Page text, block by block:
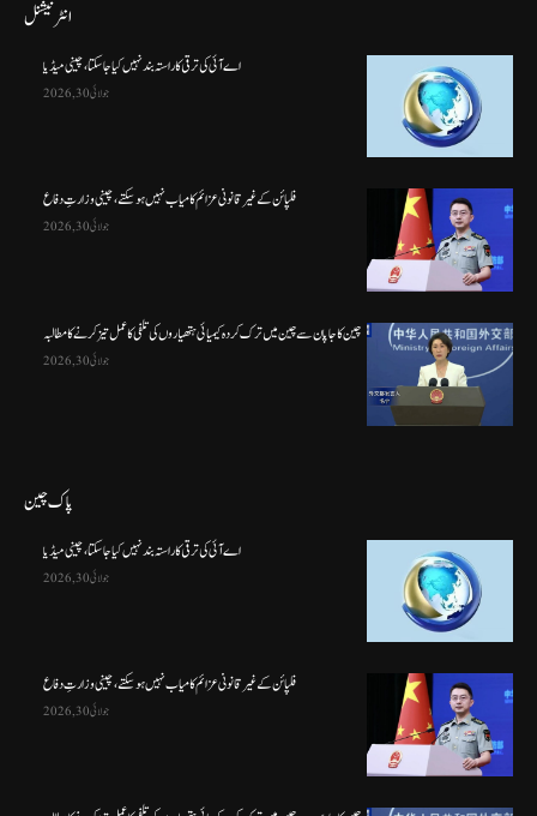
انٹرنیشنل
اے آئی کی ترقی کا راستہ بند نہیں کیا جا سکتا، چینی میڈیا
جولائی 30, 2026
فلپائن کے غیر قانونی عزائم کامیاب نہیں ہو سکتے ، چینی وزارتِ دفاع
جولائی 30, 2026
چین کا جاپان سے چین میں ترک کردہ کیمیائی ہتھیاروں کی تلفی کا عمل تیز کرنے کا مطالبہ
جولائی 30, 2026
پاک چین
اے آئی کی ترقی کا راستہ بند نہیں کیا جا سکتا، چینی میڈیا
جولائی 30, 2026
فلپائن کے غیر قانونی عزائم کامیاب نہیں ہو سکتے ، چینی وزارتِ دفاع
جولائی 30, 2026